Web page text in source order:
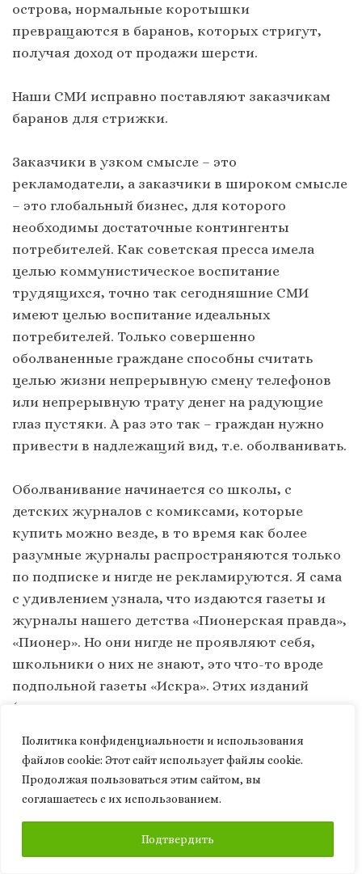
Политика конфиденциальности и использования
файлов сookie: Этот сайт использует файлы cookie.
Продолжая пользоваться этим сайтом, вы
соглашаетесь с их использованием.
Подтвердить
острова, нормальные коротышки
превращаются в баранов, которых стригут,
получая доход от продажи шерсти.
Наши СМИ исправно поставляют заказчикам
баранов для стрижки.
Заказчики в узком смысле – это
рекламодатели, а заказчики в широком смысле
– это глобальный бизнес, для которого
необходимы достаточные контингенты
потребителей. Как советская пресса имела
целью коммунистическое воспитание
трудящихся, точно так сегодняшние СМИ
имеют целью воспитание идеальных
потребителей. Только совершенно
оболваненные граждане способны считать
целью жизни непрерывную смену телефонов
или непрерывную трату денег на радующие
глаз пустяки. А раз это так – граждан нужно
привести в надлежащий вид, т.е. оболванивать.
Оболванивание начинается со школы, с
детских журналов с комиксами, которые
купить можно везде, в то время как более
разумные журналы распространяются только
по подписке и нигде не рекламируются. Я сама
с удивлением узнала, что издаются газеты и
журналы нашего детства «Пионерская правда»,
«Пионер». Но они нигде не проявляют себя,
школьники о них не знают, это что-то вроде
подпольной газеты «Искра». Этих изданий
(качество которых тоже не идеально, но вполне
киосках, их вообще нет в обиходе. В результате
большинство детей читают только фэнтези,
что готовит их к восприятию гламурной
Результатом такой целенаправленной